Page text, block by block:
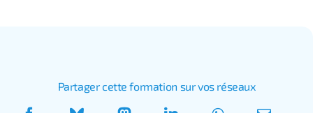
Partager cette formation sur vos réseaux